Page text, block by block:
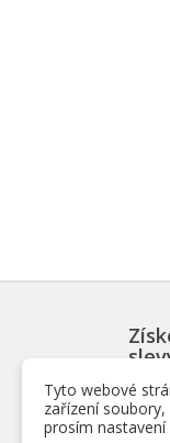
Tyto webové
zařízení
prosím